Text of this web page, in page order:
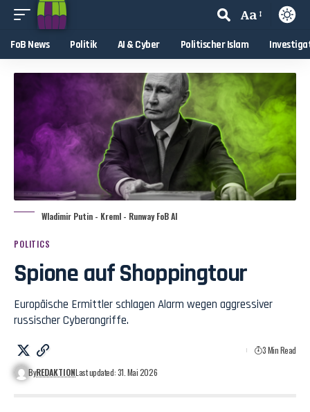
Aa
FoB News Politik AI & Cyber Politischer Islam
Wladimir Putin - Kreml - Runway FoB AI
POLITICS
Spione auf Shoppingtour
Europäische Ermittler schlagen Alarm wegen aggressiver
russischer Cyberangriffe.
ByREDAKTIONLast updated: 31. Mai 2026
3 Min Read